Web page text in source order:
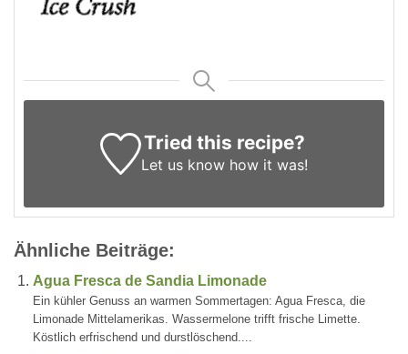
Tried this recipe?
Let us know how it was!
Ähnliche Beiträge:
Agua Fresca de Sandia Limonade
Ein kühler Genuss an warmen Sommertagen: Agua Fresca, die
Limonade Mittelamerikas. Wassermelone trifft frische Limette.
Köstlich erfrischend und durstlöschend....